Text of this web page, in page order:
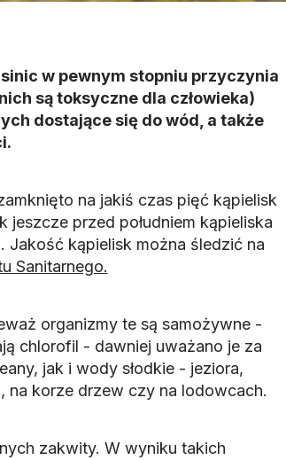
w pewnym stopniu przyczynia
są toksyczne dla człowieka)
dostające się do wód, a także
na jakiś czas pięć kąpielisk
jeszcze przed południem kąpieliska
kąpielisk można śledzić na
Sanitarnego.
organizmy te są samożywne -
chlorofil - dawniej uważano je za
jak i wody słodkie - jeziora,
na korze drzew czy na lodowcach.
zakwity. W wyniku takich